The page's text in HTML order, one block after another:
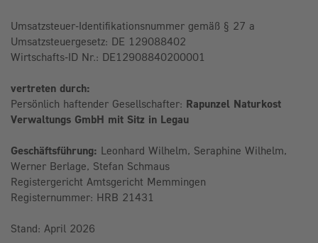
Umsatzsteuer-Identifikationsnummer gemäß § 27 a
Umsatzsteuergesetz: DE 129088402
Wirtschafts-ID Nr.: DE12908840200001
vertreten durch:
Persönlich haftender Gesellschafter: Rapunzel Naturkost
Verwaltungs GmbH mit Sitz in Legau
Geschäftsführung: Leonhard Wilhelm, Seraphine Wilhelm,
Werner Berlage, Stefan Schmaus
Registergericht Amtsgericht Memmingen
Registernummer: HRB 21431
Stand: April 2026